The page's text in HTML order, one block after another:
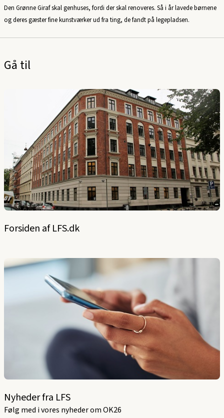
Den Grønne Giraf skal genhuses, fordi der skal renoveres. Så i år lavede børnene
og deres gæster fine kunstværker ud fra ting, de fandt på legepladsen.
Gå til
Forsiden af LFS.dk
Nyheder fra LFS
Følg med i vores nyheder om OK26